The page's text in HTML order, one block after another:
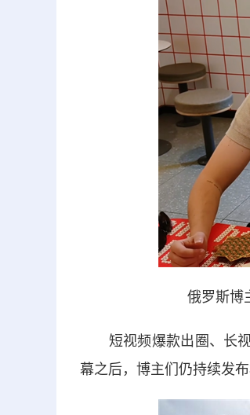
俄罗斯博
短视频爆款出圈、长视
幕之后，博主们仍持续发